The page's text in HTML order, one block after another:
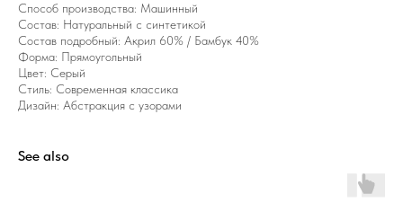
Способ производства: Машинный
Состав: Натуральный с синтетикой
Состав подробный: Акрил 60% / Бамбук 40%
Форма: Прямоугольный
Цвет: Серый
Стиль: Современная классика
Дизайн: Абстракция с узорами
See also